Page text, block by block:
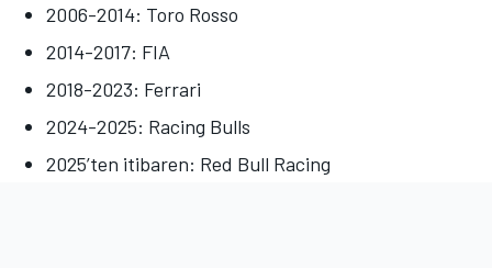
2006-2014: Toro Rosso
2014-2017: FIA
2018-2023: Ferrari
2024-2025: Racing Bulls
2025’ten itibaren: Red Bull Racing